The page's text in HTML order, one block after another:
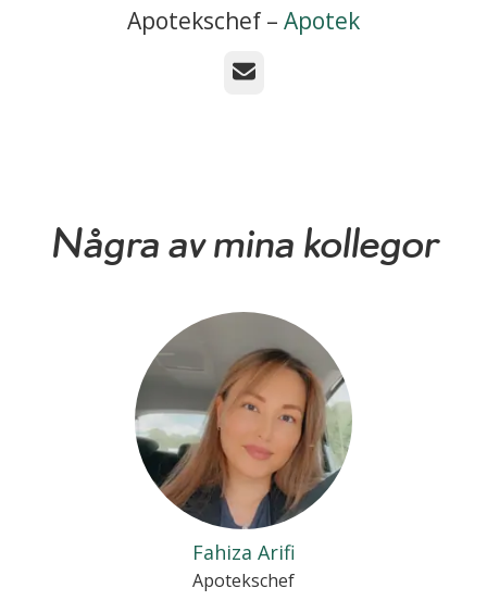
Apotekschef – Apotek
E-post
Några av mina kollegor
Fahiza Arifi
Apotekschef